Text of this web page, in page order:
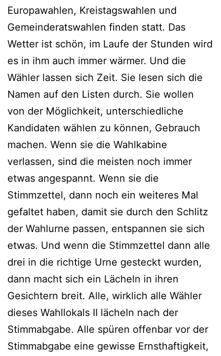
Europawahlen, Kreistagswahlen und
Gemeinderatswahlen finden statt. Das
Wetter ist schön, im Laufe der Stunden wird
es in ihm auch immer wärmer. Und die
Wähler lassen sich Zeit. Sie lesen sich die
Namen auf den Listen durch. Sie wollen
von der Möglichkeit, unterschiedliche
Kandidaten wählen zu können, Gebrauch
machen. Wenn sie die Wahlkabine
verlassen, sind die meisten noch immer
etwas angespannt. Wenn sie die
Stimmzettel, dann noch ein weiteres Mal
gefaltet haben, damit sie durch den Schlitz
der Wahlurne passen, entspannen sie sich
etwas. Und wenn die Stimmzettel dann alle
drei in die richtige Urne gesteckt wurden,
dann macht sich ein Lächeln in ihren
Gesichtern breit. Alle, wirklich alle Wähler
dieses Wahllokals II lächeln nach der
Stimmabgabe. Alle spüren offenbar vor der
Stimmabgabe eine gewisse Ernsthaftigkeit,